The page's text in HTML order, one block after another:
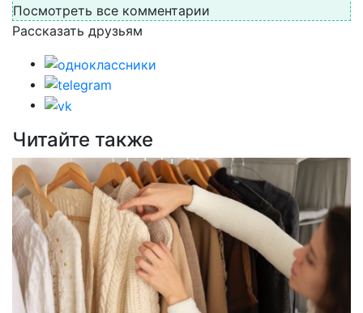
Посмотреть все комментарии
Рассказать друзьям
Читайте также